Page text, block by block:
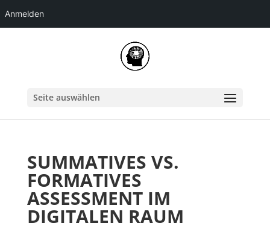
Anmelden
Seite auswählen
SUMMATIVES VS.
FORMATIVES
ASSESSMENT IM
DIGITALEN RAUM